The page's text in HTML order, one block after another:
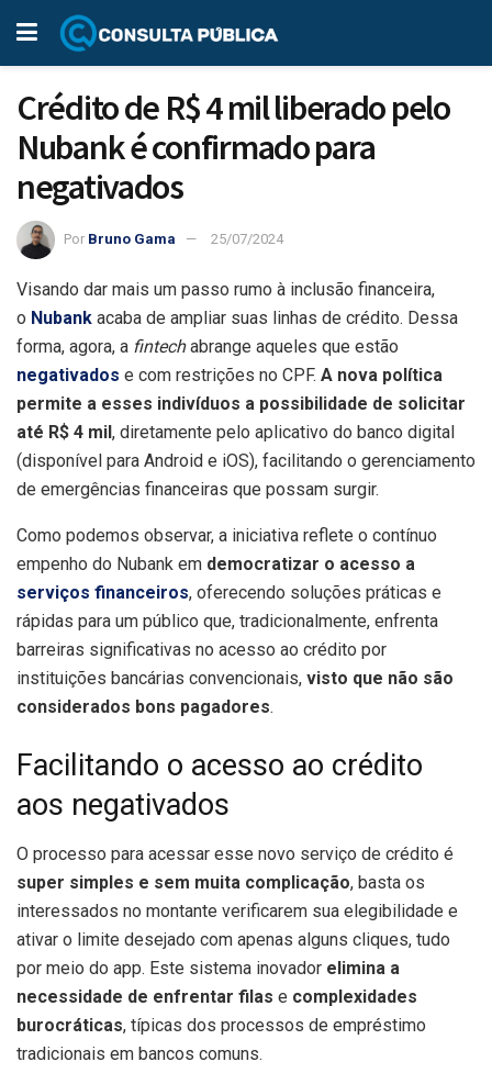
Crédito de R$ 4 mil liberado pelo
Nubank é confirmado para
negativados
Por Bruno Gama 25/07/2024
Visando dar mais um passo rumo à inclusão financeira,
o Nubank acaba de ampliar suas linhas de crédito. Dessa
forma, agora, a fintechabrange aqueles que estão
negativados e com restrições no CPF. A nova política
permite a esses indivíduos a possibilidade de solicitar
até R$ 4 mil, diretamente pelo aplicativo do banco digital
(disponível para Android e iOS), facilitando o gerenciamento
de emergências financeiras que possam surgir.
Como podemos observar, a iniciativa reflete o contínuo
empenho do Nubank em democratizar o acesso a
serviços financeiros, oferecendo soluções práticas e
rápidas para um público que, tradicionalmente, enfrenta
barreiras significativas no acesso ao crédito por
instituições bancárias convencionais, visto que não são
considerados bons pagadores.
Facilitando o acesso ao crédito
aos negativados
O processo para acessar esse novo serviço de crédito é
super simples e sem muita complicação, basta os
interessados no montante verificarem sua elegibilidade e
ativar o limite desejado com apenas alguns cliques, tudo
por meio do app. Este sistema inovador elimina a
necessidade de enfrentar filas e complexidades
burocráticas, típicas dos processos de empréstimo
tradicionais em bancos comuns.